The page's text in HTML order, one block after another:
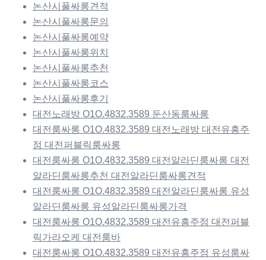
논산시풀싸롱견적
논산시풀싸롱문의
논산시풀싸롱예약
논산시풀싸롱위치
논산시풀싸롱추천
논산시풀싸롱코스
논산시풀싸롱후기
대전노래방 O1O.4832.3589 둔산동룸싸롱
대전룸싸롱 O1O.4832.3589 대전노래방 대전유흥주
점 대전퍼블릭룸싸롱
대전룸싸롱 O1O.4832.3589 대전알라딘룸싸롱 대전
알라딘룸싸롱추천 대전알라딘룸싸롱견적
대전룸싸롱 O1O.4832.3589 대전알라딘룸싸롱 유성
알라딘룸싸롱 유성알라딘룸싸롱가격
대전룸싸롱 O1O.4832.3589 대전유흥주점 대전퍼블
릭가라오케 대전룸바
대전룸싸롱 O1O.4832.3589 대전유흥주점 유성룸싸